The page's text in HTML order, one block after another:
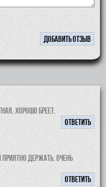
хорошо бреет.
ОТВЕТИТЬ
приятно держать. Очень
ОТВЕТИТЬ